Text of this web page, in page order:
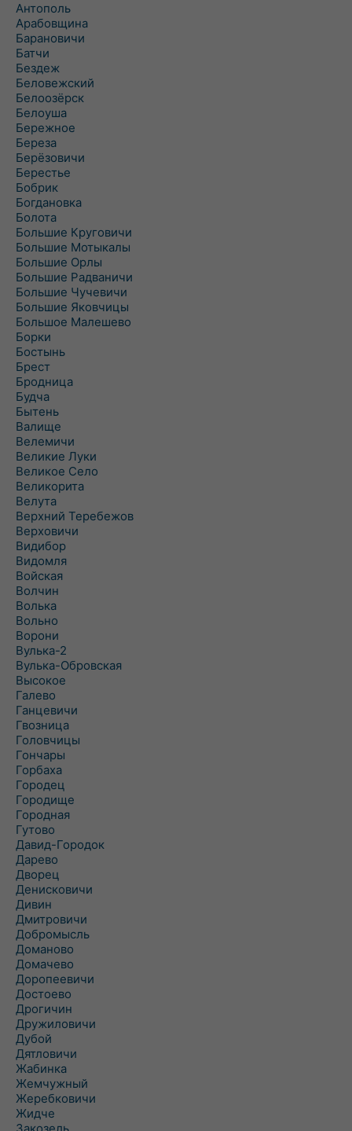
Антополь
Арабовщина
Барановичи
Батчи
Бездеж
Беловежский
Белоозёрск
Белоуша
Бережное
Береза
Берёзовичи
Берестье
Бобрик
Богдановка
Болота
Большие Круговичи
Большие Мотыкалы
Большие Орлы
Большие Радваничи
Большие Чучевичи
Большие Яковчицы
Большое Малешево
Борки
Бостынь
Брест
Бродница
Будча
Бытень
Валище
Велемичи
Великие Луки
Великое Село
Великорита
Велута
Верхний Теребежов
Верховичи
Видибор
Видомля
Войская
Волчин
Волька
Вольно
Ворони
Вулька-2
Вулька-Обровская
Высокое
Галево
Ганцевичи
Гвозница
Головчицы
Гончары
Горбаха
Городец
Городище
Городная
Гутово
Давид-Городок
Дарево
Дворец
Денисковичи
Дивин
Дмитровичи
Добромысль
Доманово
Домачево
Доропеевичи
Достоево
Дрогичин
Дружиловичи
Дубой
Дятловичи
Жабинка
Жемчужный
Жеребковичи
Жидче